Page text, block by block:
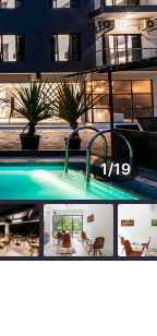
1/19